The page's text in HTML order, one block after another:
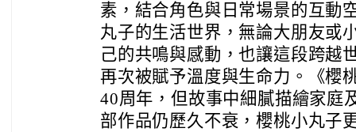
素，結合角色與日常場景的互動
丸子的生活世界，無論大朋友或
己的共鳴與感動，也讓這段跨越
再次被賦予溫度與生命力。《櫻
40周年，但故事中細膩描繪家庭
部作品仍歷久不衰，櫻桃小丸子